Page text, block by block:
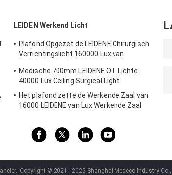
LEIDEN Werkend Licht
Plafond Opgezet de LEIDENE Chirurgisch
Verrichtingslicht 160000 Lux van
Medische 700mm LEIDENE OT Lichte
40000 Lux Ceiling Surgical Light
Het plafond zette de Werkende Zaal van
16000 LEIDENE van Lux Werkende Zaal
Copyright © 2021 - 2025 Shanghai Medeco Industry